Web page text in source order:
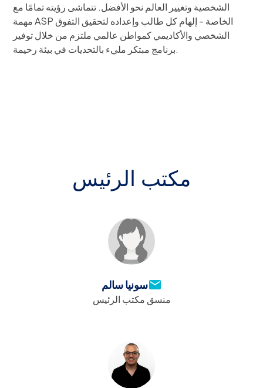
الشخصية وتغيير العالم نحو الأفضل. تتماشى رؤيته تمامًا مع
مهمة ASP الخاصة - إلهام كل طالب وإعداده لتحقيق التفوق
الشخصي والأكاديمي كمواطن عالمي ملتزم من خلال توفير
برنامج مبتكر مليء بالتحديات في بيئة رحيمة.
مكتب الرئيس
سونيا سالم
منسق مكتب الرئيس